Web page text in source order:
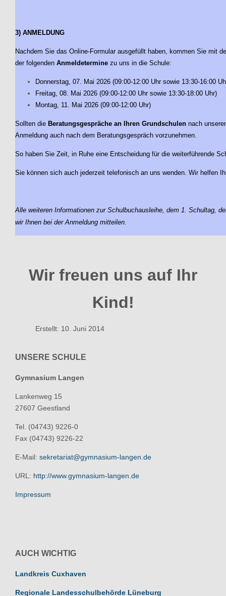
3) ANMELDUNG
Nachdem Sie das Online-Formular ausgefüllt haben, kommen Sie mit
der folgenden Anmeldetermine zu uns in die Schule:
Donnerstag, 07. Mai 2026 (09:00-12:00 Uhr sowie 13:30-16:00
Freitag, 08. Mai 2026 (09:00-12:00 Uhr sowie 13:30-18:00 Uhr)
Montag, 11. Mai 2026 (09:00-12:00 Uhr)
Sollten die Beratungsgespräche an Ihren Grundschulen nach
Anmeldung auch nach dem Beratungsgespräch vorzunehmen.
So haben Sie Zeit, in Ruhe eine Entscheidung für die weiterführende
Sie können sich auch jederzeit telefonisch an uns wenden. Wir helfen
Alle weiteren Informationen zur Schulbuchausleihe, dem 1. Schultag,
wir Ihnen bei der Anmeldung mitteilen.
Wir freuen uns auf Ihr
Kind!
Erstellt: 10. Juni 2014
UNSERE SCHULE
Gymnasium Langen
Lankenweg 15
27607 Geestland
Tel. (04743) 9226-0
Fax (04743) 9226-22
E-Mail: sekretariat@gymnasium-langen.de
URL: http://www.gymnasium-langen.de
Impressum
AUCH WICHTIG
Landkreis Cuxhaven
Regionale Landesschulbehörde Lüneburg